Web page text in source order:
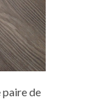
paire de